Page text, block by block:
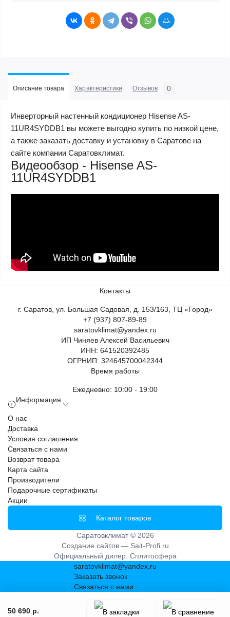
50 690 р.
Описание товара Характеристики Отзывов 0
Инверторный настенный кондиционер Hisense AS-
11UR4SYDDB1 вы можете выгодно купить по низкой цене,
а также заказать доставку и установку в Саратове на
сайте компании Саратовклимат.
Видеообзор - Hisense AS-
11UR4SYDDB1
Контакты
г. Саратов, ул. Большая Садовая, д. 153/163, ТЦ «Город»
+7 (937) 807-89-89
saratovklimat@yandex.ru
ИП Чиняев Алексей Васильевич
ИНН: 641520392485
ОГРНИП: 324645700042344
Время работы
Ежедневно: 10:00 - 19:00
Информация
О нас
Доставка
Условия соглашения
Связаться с нами
Возврат товара
Карта сайта
Производители
Подарочные сертификаты
Акции
Каталог товаров
Саратовклимат © 2026
Создание сайтов — Sait-Profi.ru
Официальный дилер: Сплитосфера
saratovklimat@yandex.ru
Заказать звонок
Связаться с нами